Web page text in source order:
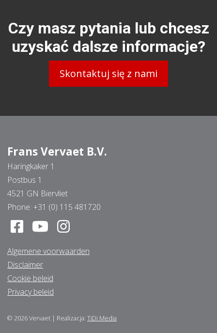
Czy masz pytania lub chcesz
uzyskać dalsze informacje?
Skontaktuj się z nami
Frans Vervaet B.V.
Haringkaker 1
Postbus 1
4521 GN Biervliet
Phone: +31 (0) 115 481720
Algemene voorwaarden
Disclaimer
Cookie beleid
Privacy beleid
© 2026Vervaet | Realizacja: TiDi Media